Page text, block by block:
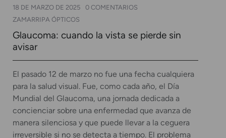
18 DE MARZO DE 2025
0 COMENTARIOS
ZAMARRIPA ÓPTICOS
Glaucoma: cuando la vista se pierde sin
avisar
El pasado 12 de marzo no fue una fecha cualquiera
para la salud visual. Fue, como cada año, el Día
Mundial del Glaucoma, una jornada dedicada a
concienciar sobre una enfermedad que avanza de
manera silenciosa y que puede llevar a la ceguera
irreversible si no se detecta a tiempo. El problema